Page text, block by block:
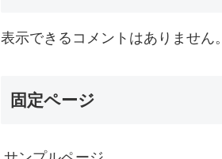
表示できるコメントはありません。
固定ページ